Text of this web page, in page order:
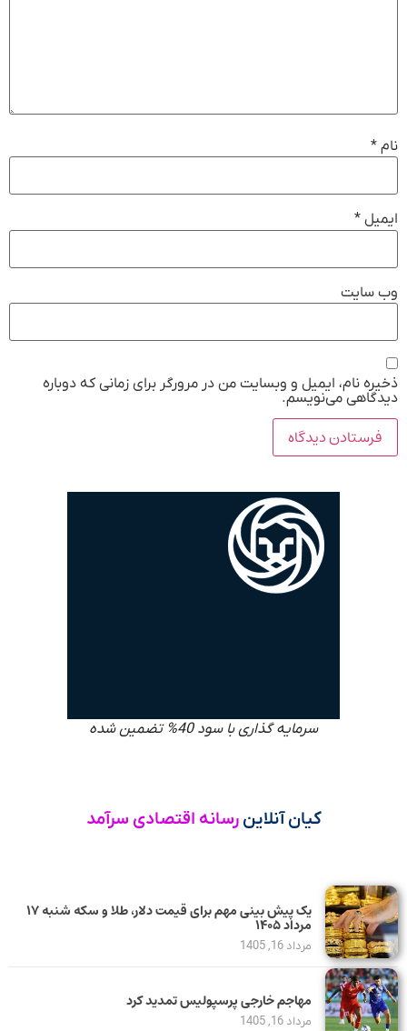
نام *
ایمیل *
وب‌ سایت
ذخیره نام، ایمیل و وبسایت من در مرورگر برای زمانی که دوباره
دیدگاهی می‌نویسم.
سرمایه گذاری با سود 40% تضمین شده
کیان آنلاین رسانه اقتصادی سرآمد
یک پیش ‌بینی مهم برای قیمت دلار، طلا و سکه شنبه ۱۷
مرداد ۱۴۰۵
مرداد 16, 1405
مهاجم خارجی پرسپولیس تمدید کرد
مرداد 16, 1405